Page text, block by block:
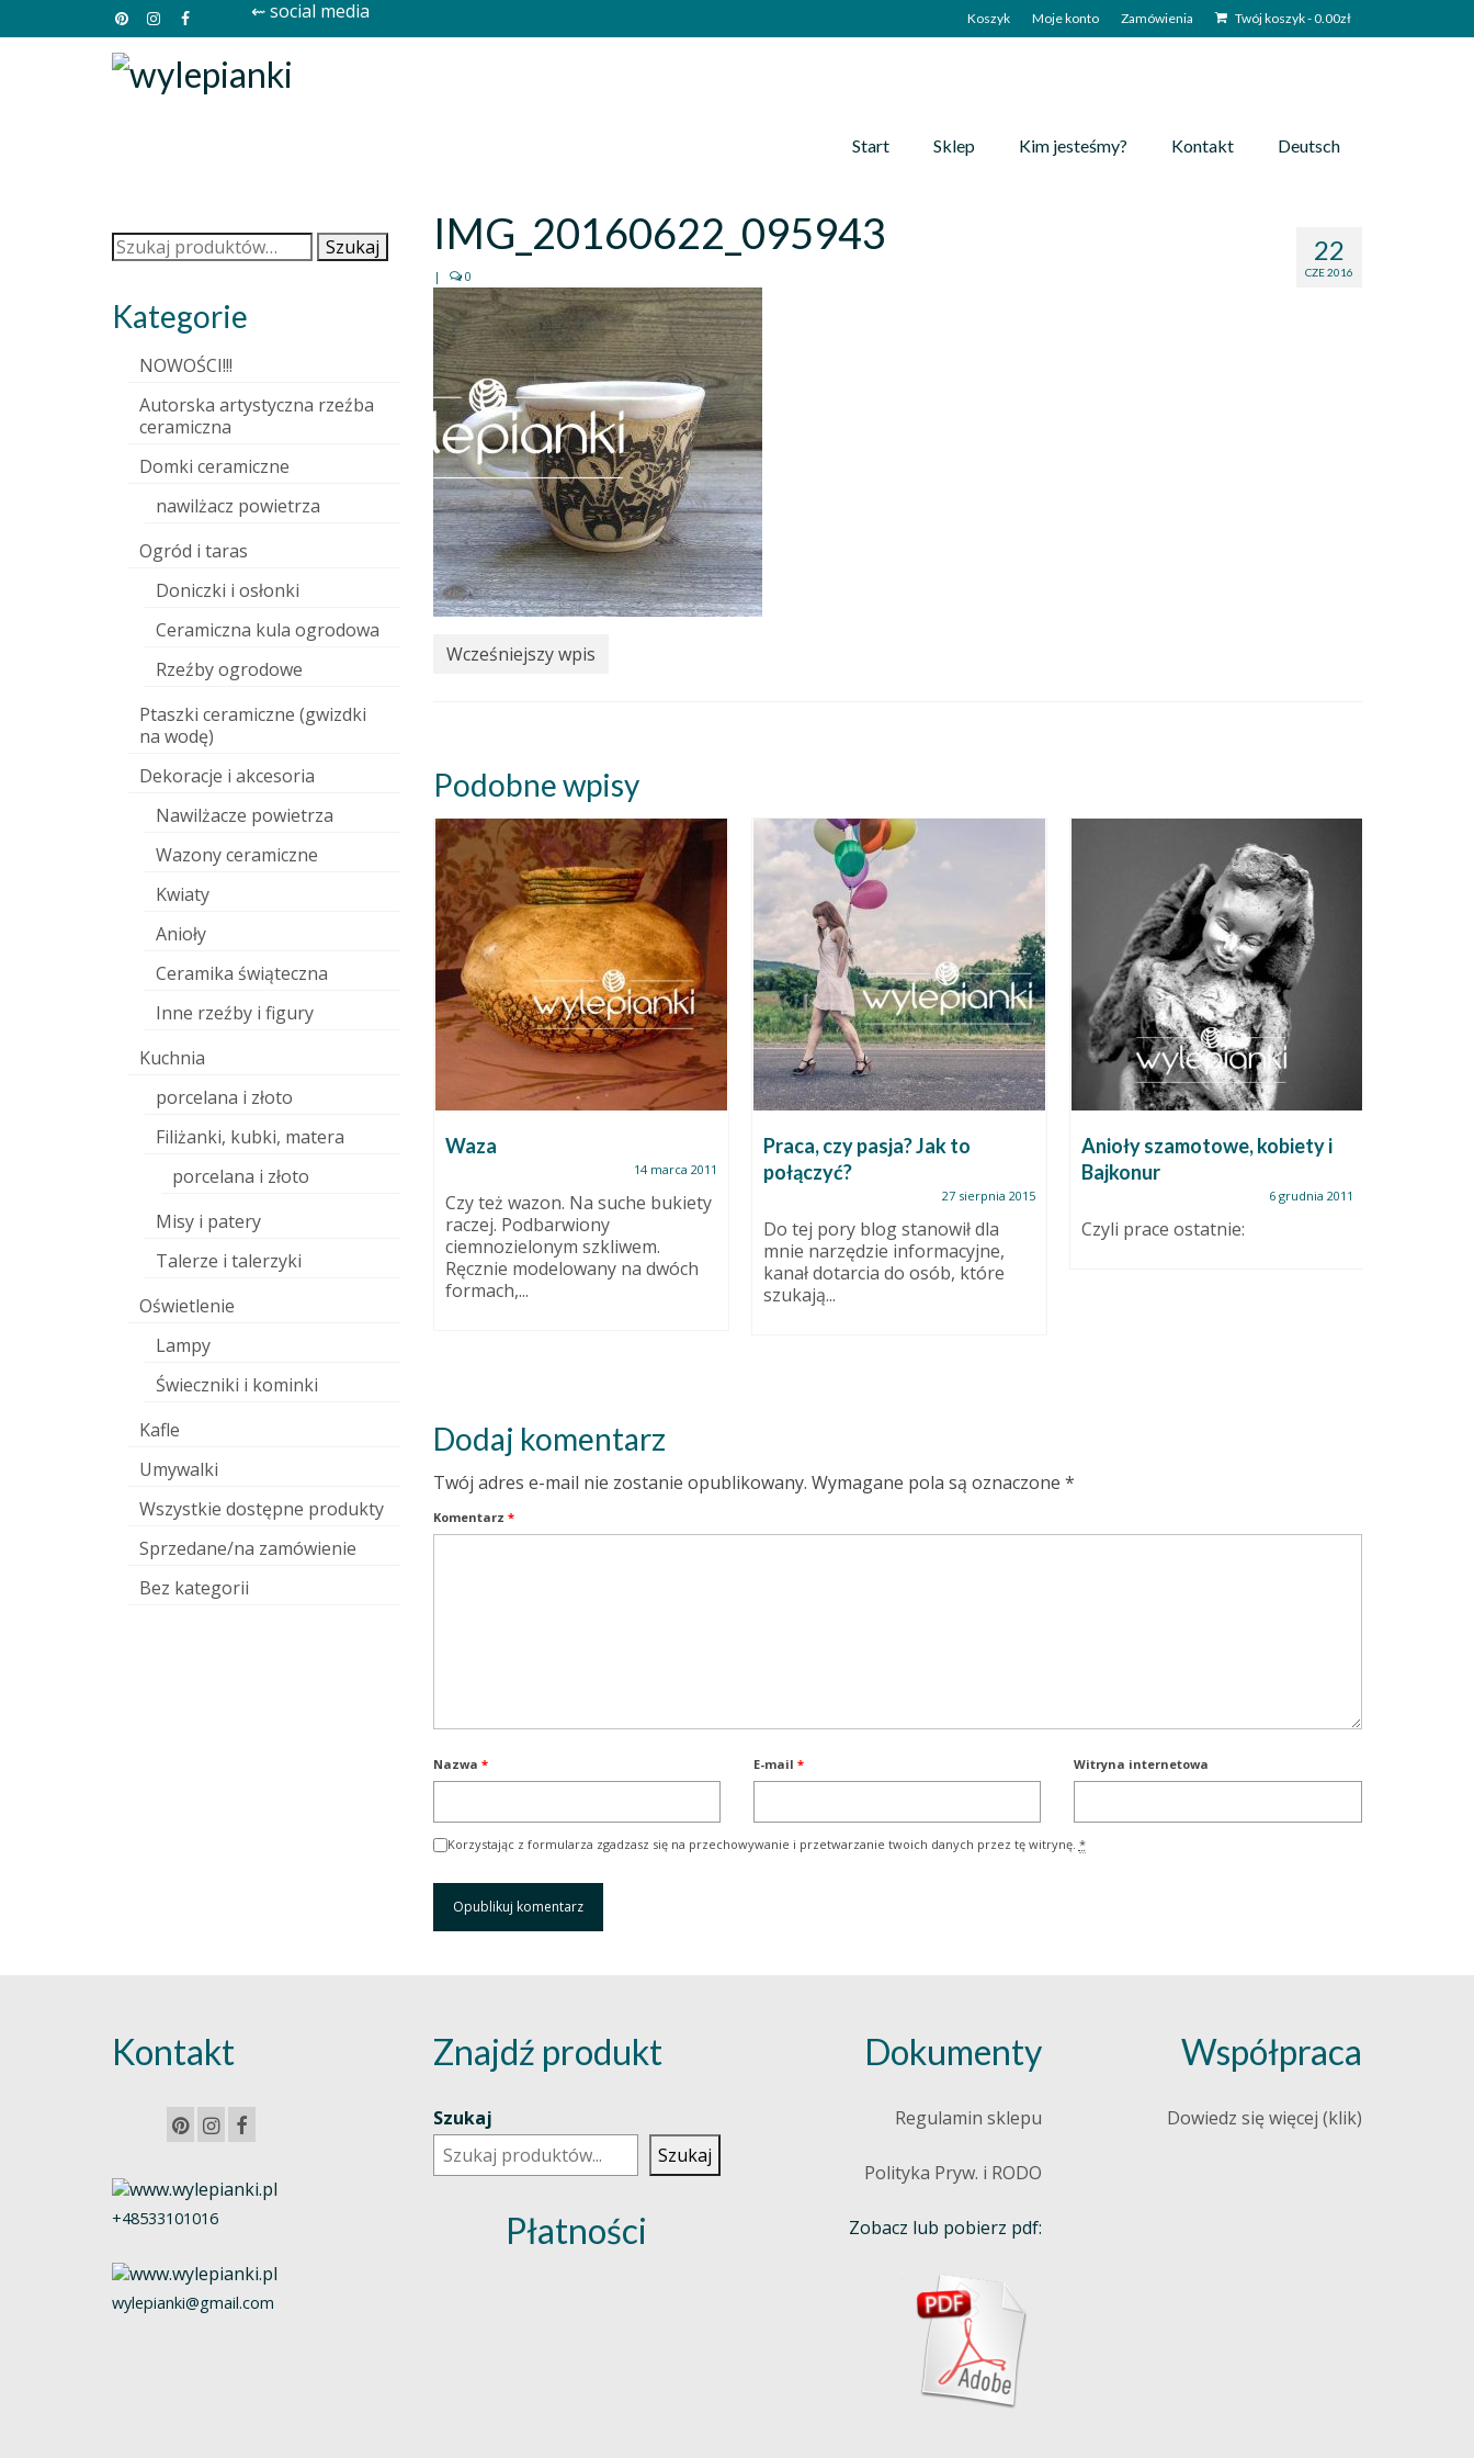
Koszyk Moje konto Zamówienia Twój koszyk-0.00zł
⇜ social media
Start Sklep Kim jesteśmy? Kontakt Deutsch
22
CZE 2016
IMG_20160622_095943
| 0
Wcześniejszy wpis
Podobne wpisy
Plan był dobry, ale nierealny,
czyli kilka słów o blogowaniu i
To chyba było jedno z
postanowień noworocznych:
opowiedzieć czytelnikom co
robiłam, jak mnie nie było...
Waza
14 marca 2011
Czy też wazon. Na suche bukiety
raczej. Podbarwiony
ciemnozielonym szkliwem.
Ręcznie modelowany na dwóch
formach,...
Praca, czy pasja? Jak to
połączyć?
27 sierpnia 2015
Do tej pory blog stanowił dla
mnie narzędzie informacyjne,
kanał dotarcia do osób, które
szukają...
Anioły szamotowe, kobiety i
Bajkonur
6 grudnia 2011
Czyli prace ostatnie:
Dodaj komentarz
Twój adres e-mail nie zostanie opublikowany. Wymagane pola są oznaczone *
Komentarz *
Nazwa * E-mail * Witryna internetowa
Korzystając z formularza zgadzasz się na przechowywanie i przetwarzanie twoich danych przez tę witrynę. *
Szukaj: Szukaj
Kategorie
NOWOŚCI!!!
Autorska artystyczna rzeźba
ceramiczna
Domki ceramiczne
nawilżacz powietrza
Ogród i taras
Doniczki i osłonki
Ceramiczna kula ogrodowa
Rzeźby ogrodowe
Ptaszki ceramiczne (gwizdki
na wodę)
Dekoracje i akcesoria
Nawilżacze powietrza
Wazony ceramiczne
Kwiaty
Anioły
Ceramika świąteczna
Inne rzeźby i figury
Kuchnia
porcelana i złoto
Filiżanki, kubki, matera
porcelana i złoto
Misy i patery
Talerze i talerzyki
Oświetlenie
Lampy
Świeczniki i kominki
Kafle
Umywalki
Wszystkie dostępne produkty
Sprzedane/na zamówienie
Bez kategorii
Kontakt
+48533101016
wylepianki@gmail.com
Znajdź produkt
Szukaj
Szukaj
Płatności
Dokumenty
Regulamin sklepu
Polityka Pryw. i RODO
Zobacz lub pobierz pdf:
Współpraca
Dowiedz się więcej (klik)